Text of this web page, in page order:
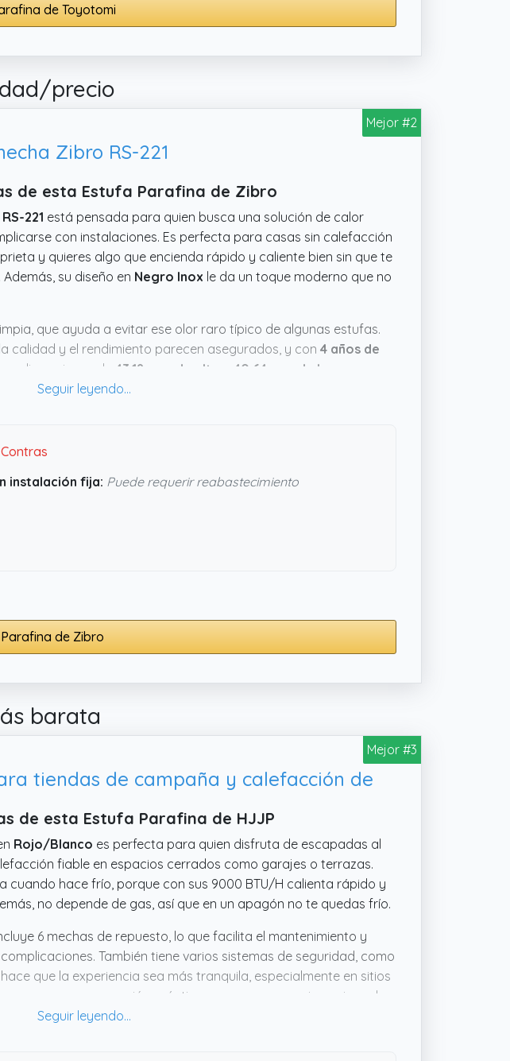
de Toyotomi
precio
Mejor #2
Zibro RS-221
de esta Estufa Parafina de Zibro
221 está pensada para quien busca una solución de calor
con instalaciones. Es perfecta para casas sin calefacción
y quieres algo que encienda rápido y caliente bien sin que te
su diseño en Negro Inox le da un toque moderno que no
que ayuda a evitar ese olor raro típico de algunas estufas.
calidad y el rendimiento parecen asegurados, y con 4 años de
dimensiones de
43.18 cms de alto x 40.64 cms de largo x
, se puede mover sin mucha complicación, algo cómodo para
Contras
instalación fija: Puede requerir reabastecimiento
de Zibro
barata
Mejor #3
tiendas de campaña y calefacción de
de esta Estufa Parafina de HJJP
Rojo/Blanco es perfecta para quien disfruta de escapadas al
fiable en espacios cerrados como garajes o terrazas.
cuando hace frío, porque con sus 9000 BTU/H calienta rápido y
no depende de gas, así que en un apagón no te quedas frío.
6 mechas de repuesto, lo que facilita el mantenimiento y
También tiene varios sistemas de seguridad, como
que la experiencia sea más tranquila, especialmente en sitios
pero parece una opción práctica y segura para quien quiere algo